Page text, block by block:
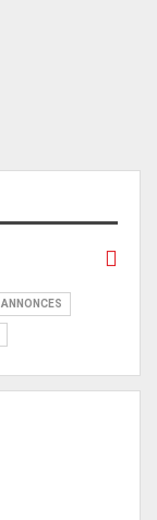
ANNONCES